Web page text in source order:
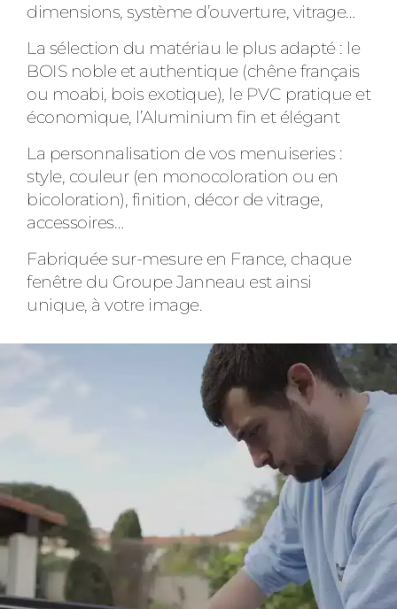
dimensions, système d’ouverture, vitrage…
La sélection du matériau le plus adapté : le
BOIS noble et authentique (chêne français
ou moabi, bois exotique), le PVC pratique et
économique, l’Aluminium fin et élégant
La personnalisation de vos menuiseries :
style, couleur (en monocoloration ou en
bicoloration), finition, décor de vitrage,
accessoires…
Fabriquée sur-mesure en France, chaque
fenêtre du Groupe Janneau est ainsi
unique, à votre image.